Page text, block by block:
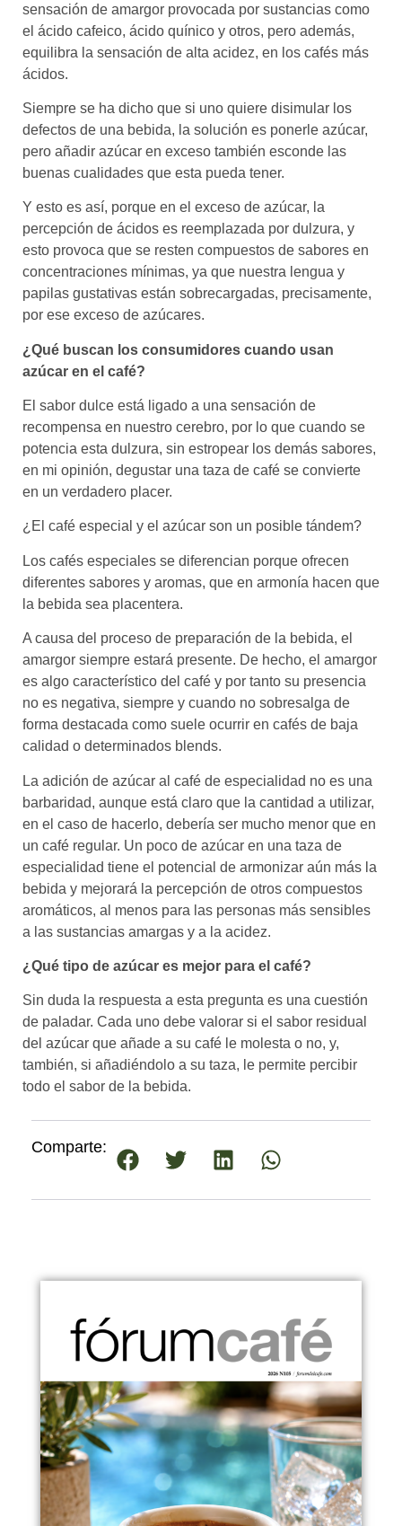
sensación de amargor provocada por sustancias como
el ácido cafeico, ácido quínico y otros, pero además,
equilibra la sensación de alta acidez, en los cafés más
ácidos.
Siempre se ha dicho que si uno quiere disimular los
defectos de una bebida, la solución es ponerle azúcar,
pero añadir azúcar en exceso también esconde las
buenas cualidades que esta pueda tener.
Y esto es así, porque en el exceso de azúcar, la
percepción de ácidos es reemplazada por dulzura, y
esto provoca que se resten compuestos de sabores en
concentraciones mínimas, ya que nuestra lengua y
papilas gustativas están sobrecargadas, precisamente,
por ese exceso de azúcares.
¿Qué buscan los consumidores cuando usan
azúcar en el café?
El sabor dulce está ligado a una sensación de
recompensa en nuestro cerebro, por lo que cuando se
potencia esta dulzura, sin estropear los demás sabores,
en mi opinión, degustar una taza de café se convierte
en un verdadero placer.
¿El café especial y el azúcar son un posible tándem?
Los cafés especiales se diferencian porque ofrecen
diferentes sabores y aromas, que en armonía hacen que
la bebida sea placentera.
A causa del proceso de preparación de la bebida, el
amargor siempre estará presente. De hecho, el amargor
es algo característico del café y por tanto su presencia
no es negativa, siempre y cuando no sobresalga de
forma destacada como suele ocurrir en cafés de baja
calidad o determinados blends.
La adición de azúcar al café de especialidad no es una
barbaridad, aunque está claro que la cantidad a utilizar,
en el caso de hacerlo, debería ser mucho menor que en
un café regular. Un poco de azúcar en una taza de
especialidad tiene el potencial de armonizar aún más la
bebida y mejorará la percepción de otros compuestos
aromáticos, al menos para las personas más sensibles
a las sustancias amargas y a la acidez.
¿Qué tipo de azúcar es mejor para el café?
Sin duda la respuesta a esta pregunta es una cuestión
de paladar. Cada uno debe valorar si el sabor residual
del azúcar que añade a su café le molesta o no, y,
también, si añadiéndolo a su taza, le permite percibir
todo el sabor de la bebida.
Comparte: